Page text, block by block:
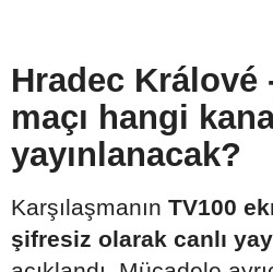
Hradec Králové
maçı hangi
yayınlanacak?
Karşılaşmanın TV100
şifresiz olarak canlı